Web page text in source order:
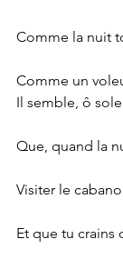
Comme la nuit
Comme un
Il semble, ô
Que, quand la
Visiter le
Et que tu crains